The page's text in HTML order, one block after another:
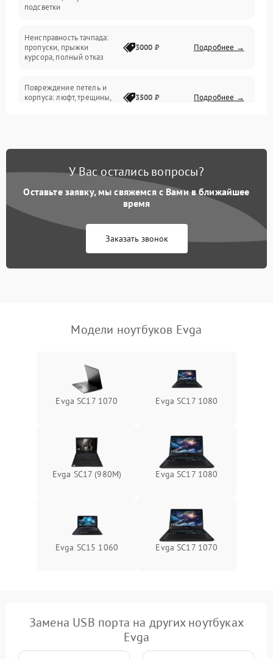
Батарея
Сеть и интернет
подсветки
Неисправность тачпада:
пропуски, прыжки
курсора, полный отказ
3000 ₽ Подробнее →
Повреждение петель и
корпуса: люфт, трещины,
3500 ₽ Подробнее →
быстрая разрядка,
2500 ₽ Подробнее →
Неисправность зарядного
питания
2000 ₽ Подробнее →
неисправности кулера
пропадание диска
оперативной памяти:
вылеты приложений,
синие экраны
Подробнее →
У Вас остались вопросы?
Оставьте заявку, мы свяжемся с Вами в ближайшее
время
Заказать звонок
Модели ноутбуков Evga
Evga SC17 1070 Evga SC17 1080
Evga SC17 (980M) Evga SC17 1080
Evga SC15 1060 Evga SC17 1070
Замена USB порта на других ноутбуках
Evga